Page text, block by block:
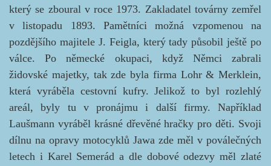
který se zboural v roce 1973. Zakladatel továrny zemřel
v listopadu 1893. Pamětníci možná vzpomenou na
pozdějšího majitele J. Feigla, který tady působil ještě po
válce. Po německé okupaci, když Němci zabrali
židovské majetky, tak zde byla firma Lohr & Merklein,
která vyráběla cestovní kufry. Jelikož to byl rozlehlý
areál, byly tu v pronájmu i další firmy. Například
Laušmann vyráběl krásné dřevěné hračky pro děti. Svoji
dílnu na opravy motocyklů Jawa zde měl v poválečných
letech i Karel Semerád a dle dobové odezvy měl zlaté